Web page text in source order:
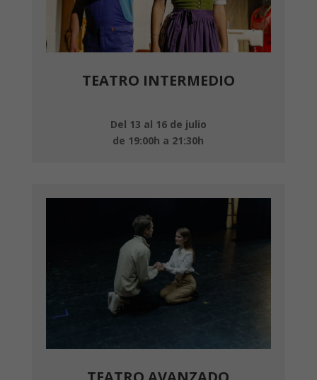
TEATRO INTERMEDIO
Del 13 al 16 de julio
de 19:00h a 21:30h